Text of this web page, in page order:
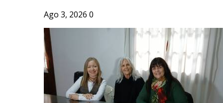
Ago 3, 2026 0